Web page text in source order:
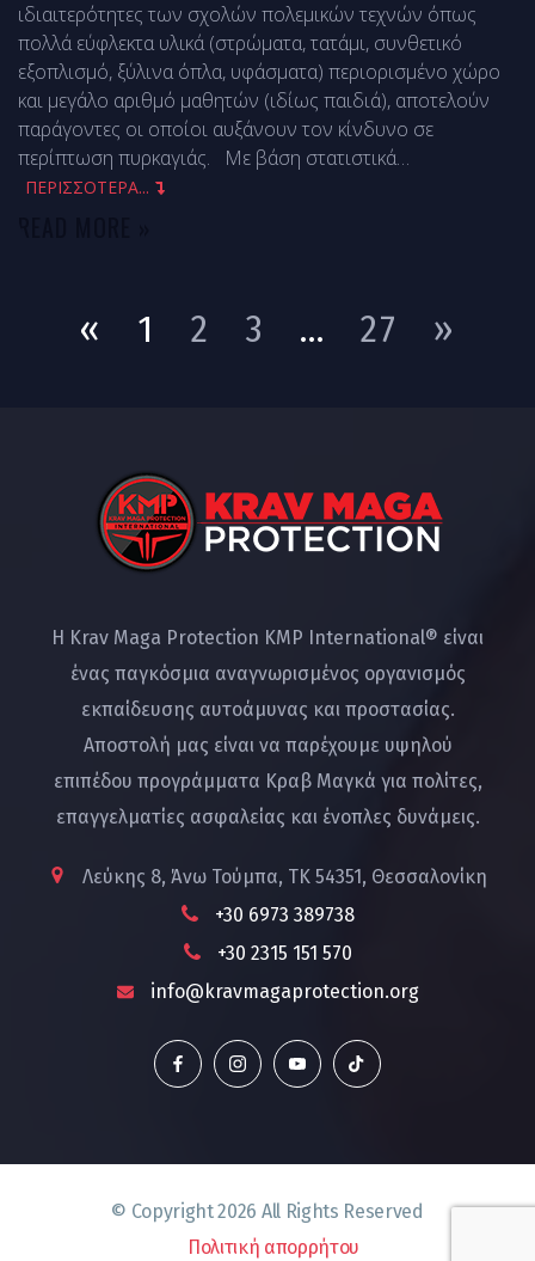
ιδιαιτερότητες των σχολών πολεμικών τεχνών όπως
πολλά εύφλεκτα υλικά (στρώματα, τατάμι, συνθετικό
εξοπλισμό, ξύλινα όπλα, υφάσματα) περιορισμένο χώρο
και μεγάλο αριθμό μαθητών (ιδίως παιδιά), αποτελούν
παράγοντες οι οποίοι αυξάνουν τον κίνδυνο σε
περίπτωση πυρκαγιάς. Με βάση στατιστικά…
ΠΕΡΙΣΣΟΤΕΡΑ...
« 1 2 3 … 27 »
Η Krav Maga Protection KMP International® είναι
ένας παγκόσμια αναγνωρισμένος οργανισμός
εκπαίδευσης αυτοάμυνας και προστασίας.
Αποστολή μας είναι να παρέχουμε υψηλού
επιπέδου προγράμματα Κραβ Μαγκά για πολίτες,
επαγγελματίες ασφαλείας και ένοπλες δυνάμεις.
Λεύκης 8, Άνω Τούμπα, ΤΚ 54351, Θεσσαλονίκη
+30 6973 389738
+30 2315 151 570
info@kravmagaprotection.org
© Copyright2026 All Rights Reserved
Πολιτική απορρήτου